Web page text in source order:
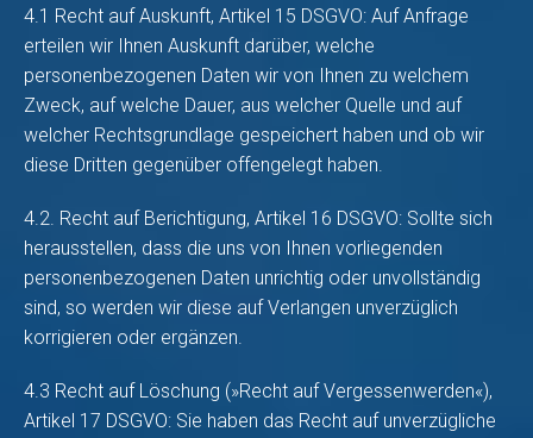
4.1 Recht auf Auskunft, Artikel 15 DSGVO: Auf Anfrage
erteilen wir Ihnen Auskunft darüber, welche
personenbezogenen Daten wir von Ihnen zu welchem
Zweck, auf welche Dauer, aus welcher Quelle und auf
welcher Rechtsgrundlage gespeichert haben und ob wir
diese Dritten gegenüber offengelegt haben.
4.2. Recht auf Berichtigung, Artikel 16 DSGVO: Sollte sich
herausstellen, dass die uns von Ihnen vorliegenden
personenbezogenen Daten unrichtig oder unvollständig
sind, so werden wir diese auf Verlangen unverzüglich
korrigieren oder ergänzen.
4.3 Recht auf Löschung (»Recht auf Vergessenwerden«),
Artikel 17 DSGVO: Sie haben das Recht auf unverzügliche